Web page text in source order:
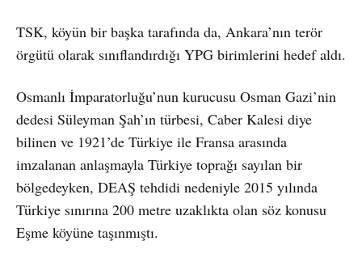
TSK, köyün bir başka tarafında da, Ankara’nın terör
örgütü olarak sınıflandırdığı YPG birimlerini hedef aldı.
Osmanlı İmparatorluğu’nun kurucusu Osman Gazi’nin
dedesi Süleyman Şah’ın türbesi, Caber Kalesi diye
bilinen ve 1921’de Türkiye ile Fransa arasında
imzalanan anlaşmayla Türkiye toprağı sayılan bir
bölgedeyken, DEAŞ tehdidi nedeniyle 2015 yılında
Türkiye sınırına 200 metre uzaklıkta olan söz konusu
Eşme köyüne taşınmıştı.